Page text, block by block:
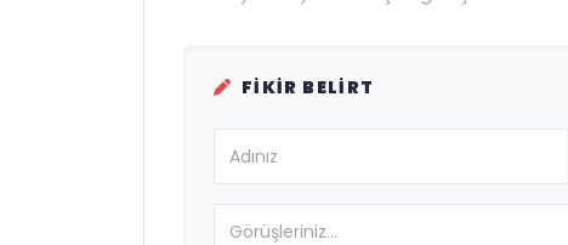
FIKIR BELIRT